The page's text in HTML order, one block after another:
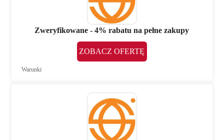
Zweryfikowane - 4% rabatu na pełne zakupy
ZOBACZ OFERTĘ
Warunki